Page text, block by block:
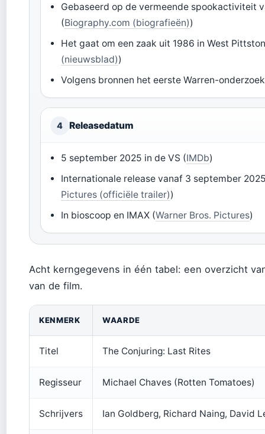
Gebaseerd op de vermeende spookactiviteit
(Biography.com (biografieën))
Het gaat om een zaak uit 1986 in West
(nieuwsblad))
Volgens bronnen het eerste Warren-
4 Releasedatum
5 september 2025 in de VS (IMDb)
Internationale release vanaf 3 september
Pictures (officiële trailer))
In bioscoop en IMAX (Warner Bros. Pictures)
Acht kerngegevens in één tabel: een overzicht
van de film.
KENMERK WAARDE
Titel The Conjuring: Last Rites
Regisseur Michael Chaves (Rotten Tomatoes)
Schrijvers Ian Goldberg, Richard Naing, David